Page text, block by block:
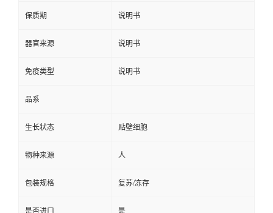
保质期 说明书
器官来源 说明书
免疫类型 说明书
品系
生长状态 贴壁细胞
物种来源 人
包装规格 复苏/冻存
是否进口 是